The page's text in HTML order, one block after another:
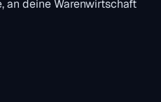
an deine Warenwirtschaft